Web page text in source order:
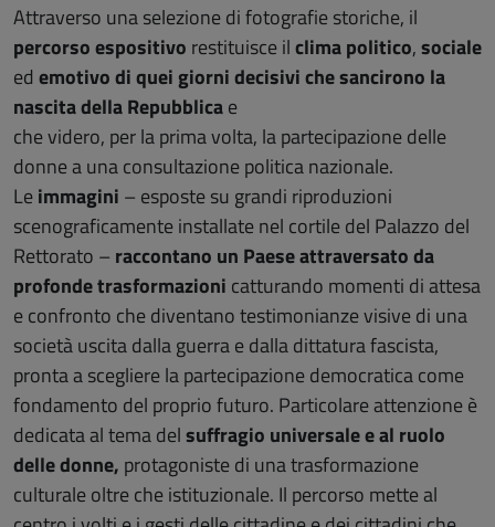
Attraverso una selezione di fotografie storiche, il
percorso espositivo restituisce ilclima politico,sociale
ed emotivo di quei giorni decisivi che sancirono la
nascita della Repubblicae
che videro, per la prima volta, la partecipazione delle
donne a una consultazione politica nazionale.
Leimmagini – esposte su grandi riproduzioni
scenograficamente installate nel cortile del Palazzo del
Rettorato – raccontano un Paese attraversato da
profonde trasformazioni catturando momenti di attesa
e confronto che diventano testimonianze visive di una
società uscita dalla guerra e dalla dittatura fascista,
pronta a scegliere la partecipazione democratica come
fondamento del proprio futuro. Particolare attenzione è
dedicata al tema delsuffragio universale e al ruolo
delle donne, protagoniste di una trasformazione
culturale oltre che istituzionale. Il percorso mette al